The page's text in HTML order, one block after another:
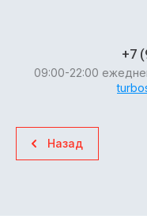
+7
09:00-22:00
Назад